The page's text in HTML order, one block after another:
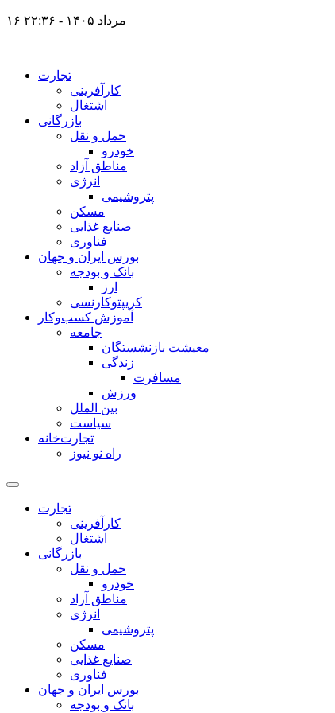
۱۶ مرداد ۱۴۰۵ - ۲۲:۳۶
تجارت
کارآفرینی
اشتغال
بازرگانی
حمل و نقل
خودرو
مناطق آزاد
انرژی
پتروشیمی
مسکن
صنایع غذایی
فناوری
بورس ایران و جهان
بانک و بودجه
ارز
کریپتوکارنسی
آموزش کسب‌وکار
جامعه
معیشت بازنشستگان
زندگی
مسافرت
ورزش
بین الملل
سیاست
تجارت‌خانه
راه نو نیوز
تجارت
کارآفرینی
اشتغال
بازرگانی
حمل و نقل
خودرو
مناطق آزاد
انرژی
پتروشیمی
مسکن
صنایع غذایی
فناوری
بورس ایران و جهان
بانک و بودجه